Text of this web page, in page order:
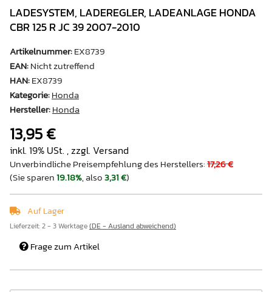
LADESYSTEM, LADEREGLER, LADEANLAGE HONDA
CBR 125 R JC 39 2007-2010
Artikelnummer:EX8739
EAN:Nicht zutreffend
HAN:EX8739
Kategorie:Honda
Hersteller:Honda
13,95 €
inkl. 19% USt. , zzgl. Versand
Unverbindliche Preisempfehlung des Herstellers:17,26 €
(Sie sparen19.18%, also3,31 €)
Auf Lager
Lieferzeit:2 - 3 Werktage(DE - Ausland abweichend)
Frage zum Artikel